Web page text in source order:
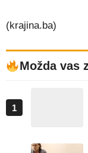
(krajina.ba)
Možda vas
1